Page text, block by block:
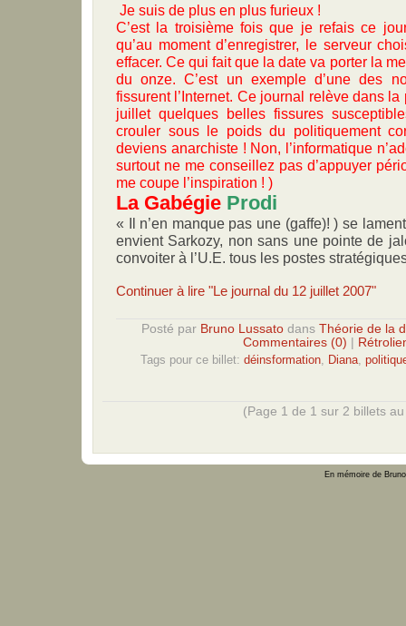
Je suis de plus en plus furieux !
C’est la troisième fois que je refais ce
qu’au moment d’enregistrer, le serveur
effacer. Ce qui fait que la date va porter la
du onze. C’est un exemple d’une des
fissurent l’Internet. Ce journal relève dans
juillet quelques belles fissures
crouler sous le poids du politiquement
deviens anarchiste ! Non, l’informatique
surtout ne me conseillez pas d’appuyer
me coupe l’inspiration ! )
La Gabégie Prodi
« Il n’en manque pas une (gaffe)! ) se
envient Sarkozy, non sans une pointe de
convoiter à l’U.E. tous les postes
Continuer à lire "Le journal du 12 juillet 2007"
Posté par Bruno Lussatodans Théorie de la
Commentaires (0)
Tags pour ce billet: déinsformation Diana
(Page 1 de 1 sur 2 billets
En mémoire de